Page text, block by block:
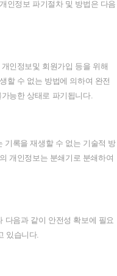
개인정보 파기절차 및 방법은 다음
개인정보및 회원가입 등을 위해
할 수 없는 방법에 의하여 완전
가능한 상태로 파기됩니다.
기록을 재생할 수 없는 기술적 방
개인정보는 분쇄기로 분쇄하여
다음과 같이 안전성 확보에 필요
있습니다.